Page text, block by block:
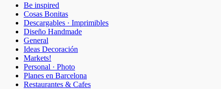
Be inspired
Cosas Bonitas
Descargables · Imprimibles
Diseño Handmade
General
Ideas Decoración
Markets!
Personal · Photo
Planes en Barcelona
Restaurantes & Cafes